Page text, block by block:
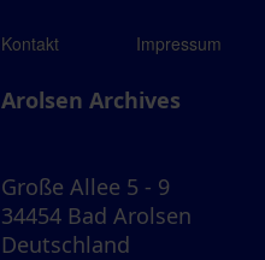
Kontakt Impressum
Arolsen Archives
Große Allee 5 - 9
34454 Bad Arolsen
Deutschland